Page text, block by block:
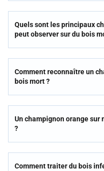
Quels sont les principaux
peut observer sur du bois
Comment reconnaître un
bois mort ?
Un champignon orange
?
Comment traiter du bois